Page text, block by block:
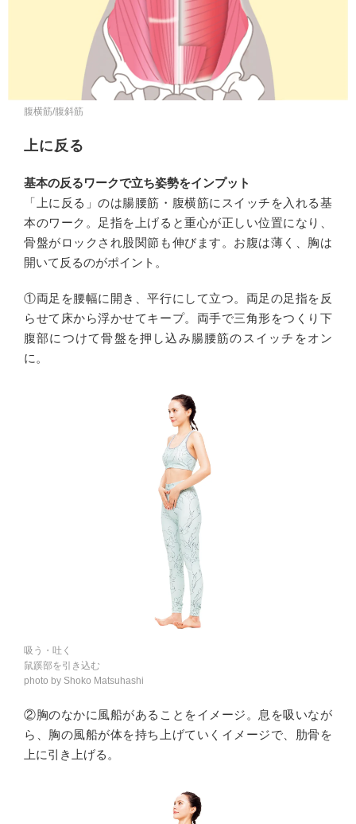
腹横筋/腹斜筋
上に反る
基本の反るワークで立ち姿勢をインプット
「上に反る」のは腸腰筋・腹横筋にスイッチを入れる基
本のワーク。足指を上げると重心が正しい位置になり、
骨盤がロックされ股関節も伸びます。お腹は薄く、胸は
開いて反るのがポイント。
①両足を腰幅に開き、平行にして立つ。両足の足指を反
らせて床から浮かせてキープ。両手で三角形をつくり下
腹部につけて骨盤を押し込み腸腰筋のスイッチをオン
に。
吸う・吐く
鼠蹊部を引き込む
photo by Shoko Matsuhashi
②胸のなかに風船があることをイメージ。息を吸いなが
ら、胸の風船が体を持ち上げていくイメージで、肋骨を
上に引き上げる。